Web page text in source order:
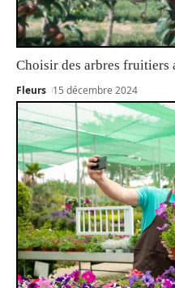
Choisir des arbres fruitiers
Fleurs 15 décembre 2024